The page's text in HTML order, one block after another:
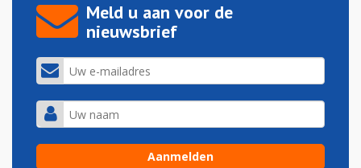
Meld u aan voor de
nieuwsbrief